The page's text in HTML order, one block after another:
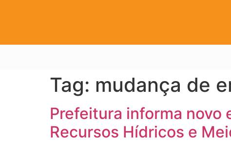
Tag: mudança de
Prefeitura informa novo
Recursos Hídricos e